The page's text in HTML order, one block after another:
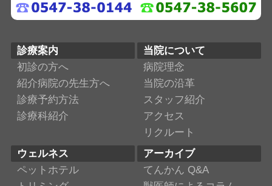
診療案内
初診の方へ
紹介病院の先生方へ
診療予約方法
診療科紹介
当院について
病院理念
当院の沿革
スタッフ紹介
アクセス
リクルート
ウェルネス
ペットホテル
アーカイブ
てんかん Q&A